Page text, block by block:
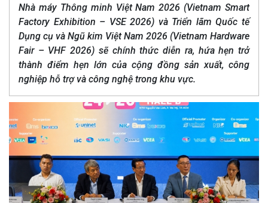
Nhà máy Thông minh Việt Nam 2026 (Vietnam Smart
Factory Exhibition – VSE 2026) và Triển lãm Quốc tế
Dụng cụ và Ngũ kim Việt Nam 2026 (Vietnam Hardware
Fair – VHF 2026) sẽ chính thức diễn ra, hứa hẹn trở
thành điểm hẹn lớn của cộng đồng sản xuất, công
nghiệp hỗ trợ và công nghệ trong khu vực.